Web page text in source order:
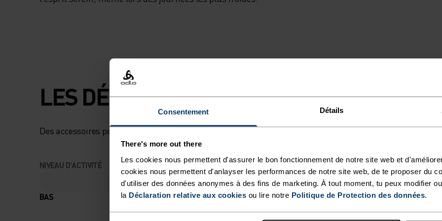
Consentement Détails
There's more out there
Les cookies nous permettent d'assurer le bon fonctionnement de notre site web et
cookies nous permettent d'anlayser les performances de notre site web, de te proposer du
d'utiliser des données anonymes à des fins de marketing. À tout moment, tu peux modifier
la Déclaration relative aux cookies ou lire notre Politique de Protection des données.
LES DÉTAILS QUI FONT LA DIFFÉRENCE
Des accessoires pensés pour profiter au maximum de chaque aventure.
NIVEAU D'ACTIVITÉ
BAS MODÉRÉ ÉLEVÉ
TYPE D’ACTIVITÉ
ACTIVITÉS À
INTENSITÉ
Ski et snow